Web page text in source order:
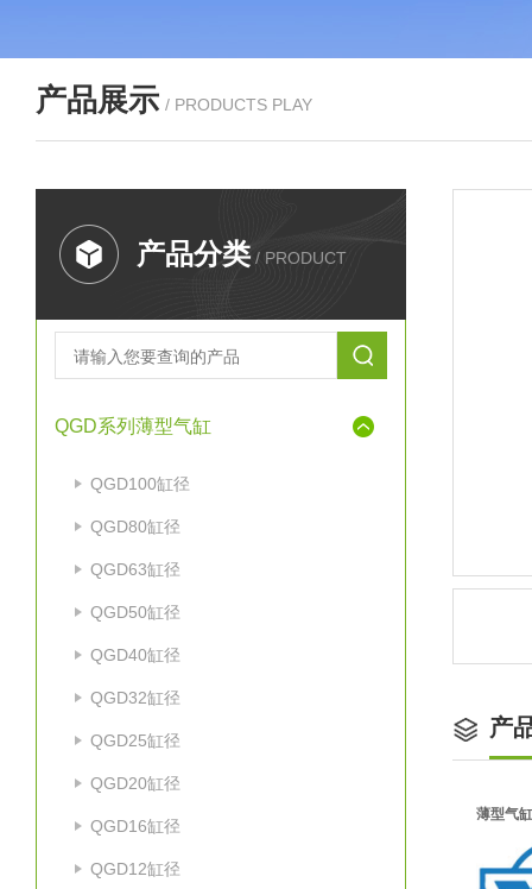
产品展示 / PRODUCTS PLAY
产品分类 / PRODUCT
QGD系列薄型气缸
QGD100缸径
QGD80缸径
QGD63缸径
QGD50缸径
QGD40缸径
QGD32缸径
QGD25缸径
QGD20缸径
QGD16缸径
QGD12缸径
产
薄型气缸